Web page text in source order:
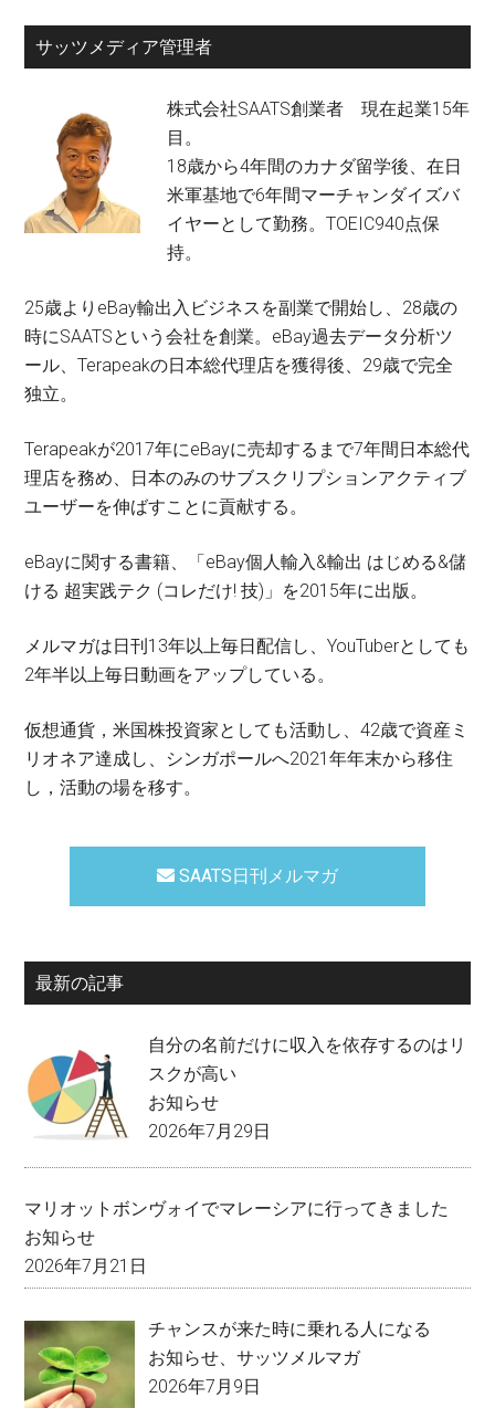
サッツメディア管理者
株式会社SAATS創業者 現在起業15年
目。
18歳から4年間のカナダ留学後、在日
米軍基地で6年間マーチャンダイズバ
イヤーとして勤務。TOEIC940点保
持。
25歳よりeBay輸出入ビジネスを副業で開始し、28歳の
時にSAATSという会社を創業。eBay過去データ分析ツ
ール、Terapeakの日本総代理店を獲得後、29歳で完全
独立。
Terapeakが2017年にeBayに売却するまで7年間日本総代
理店を務め、日本のみのサブスクリプションアクティブ
ユーザーを伸ばすことに貢献する。
eBayに関する書籍、「eBay個人輸入&輸出 はじめる&儲
ける 超実践テク (コレだけ! 技)」を2015年に出版。
メルマガは日刊13年以上毎日配信し、YouTuberとしても
2年半以上毎日動画をアップしている。
仮想通貨，米国株投資家としても活動し、42歳で資産ミ
リオネア達成し、シンガポールへ2021年年末から移住
し，活動の場を移す。
SAATS日刊メルマガ
最新の記事
自分の名前だけに収入を依存するのはリ
スクが高い
お知らせ
2026年7月29日
マリオットボンヴォイでマレーシアに行ってきました
お知らせ
2026年7月21日
チャンスが来た時に乗れる人になる
お知らせ、サッツメルマガ
2026年7月9日